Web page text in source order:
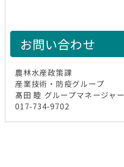
お問い合わせ
農林水産政策課
産業技術・防疫グループ
髙田 睦 グループマネージャー
017-734-9702